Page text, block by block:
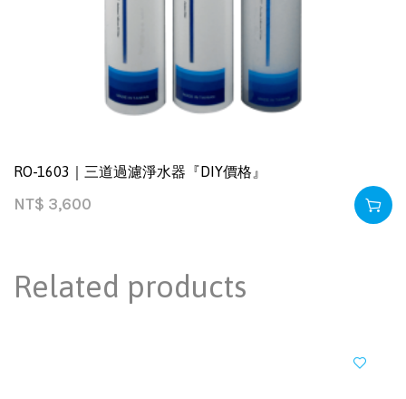
RO-1603｜三道過濾淨水器『DIY價格』
NT$ 3,600
Related products